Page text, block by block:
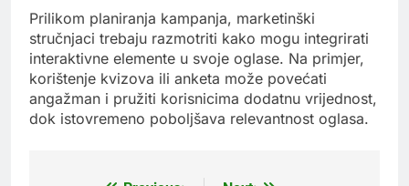
Prilikom planiranja kampanja, marketinški
stručnjaci trebaju razmotriti kako mogu integrirati
interaktivne elemente u svoje oglase. Na primjer,
korištenje kvizova ili anketa može povećati
angažman i pružiti korisnicima dodatnu vrijednost,
dok istovremeno poboljšava relevantnost oglasa.